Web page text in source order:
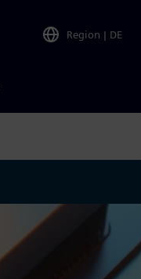
Region | DE